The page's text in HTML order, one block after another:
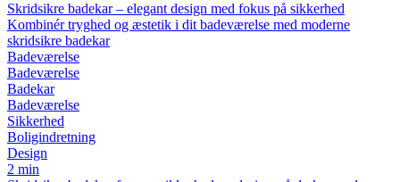
Skridsikre badekar – elegant design med fokus på sikkerhed
Kombinér tryghed og æstetik i dit badeværelse med moderne
skridsikre badekar
Badeværelse
Badeværelse
Badekar
Badeværelse
Sikkerhed
Boligindretning
Design
2 min